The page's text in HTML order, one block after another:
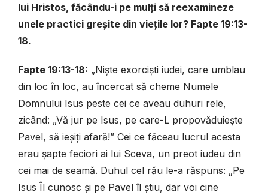
lui Hristos, făcându-i pe mulți să reexamineze
unele practici greșite din viețile lor? Fapte 19:13-
18.
Fapte 19:13-18: „Niște exorciști iudei, care umblau
din loc în loc, au încercat să cheme Numele
Domnului Isus peste cei ce aveau duhuri rele,
zicând: „Vă jur pe Isus, pe care-L propovăduiește
Pavel, să ieșiți afară!” Cei ce făceau lucrul acesta
erau șapte feciori ai lui Sceva, un preot iudeu din
cei mai de seamă. Duhul cel rău le-a răspuns: „Pe
Isus Îl cunosc și pe Pavel îl știu, dar voi cine